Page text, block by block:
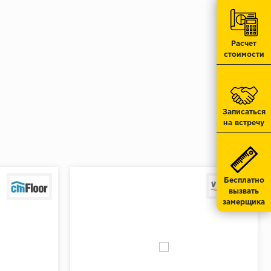
Расчет
стоимости
Записаться
на встречу
Бесплатно
вызвать
замерщика